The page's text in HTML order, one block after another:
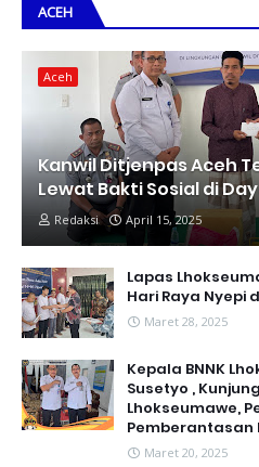
ACEH
Aceh
Kanwil Ditjenpas Aceh
Lewat Bakti Sosial di
Redaksi April 15, 2025
Lapas
Hari Raya Nyepi
Maret 28, 2025
Kepala BNNK
Susetyo ,
Lhokseumawe,
Pemberantasan
Maret 20, 2025